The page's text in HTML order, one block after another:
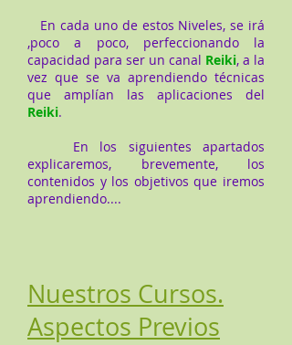
En cada uno de estos Niveles, se irá
,poco a poco, perfeccionando la
capacidad para ser un canal Reiki, a la
vez que se va aprendiendo técnicas
que amplían las aplicaciones del
Reiki.
En los siguientes apartados
explicaremos, brevemente, los
contenidos y los objetivos que iremos
aprendiendo....
Nuestros Cursos.
Aspectos Previos